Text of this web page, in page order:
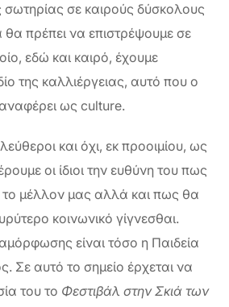
σωτηρίας σε καιρούς δύσκολους
πρέπει να επιστρέψουμε σε
εδώ και καιρό, έχουμε
της καλλιέργειας, αυτό που ο
αναφέρει ως culture.
και όχι, εκ προοιμίου, ως
οι ίδιοι την ευθύνη του πως
μέλλον μας αλλά και πως θα
κοινωνικό γίγνεσθαι.
είναι τόσο η Παιδεία
Σε αυτό το σημείο έρχεται να
του το Φεστιβάλ στην Σκιά των